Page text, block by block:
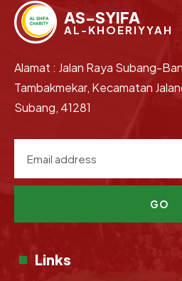
AS-SYIFA
AL-KHOERIYYAH
Alamat : Jalan Raya Subang-
Tambakmekar, Kecamatan
Subang, 41281
GO
Links